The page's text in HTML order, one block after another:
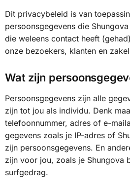
Dit privacybeleid is van
persoonsgegevens die
die weleens contact heeft
onze bezoekers, klanten en
Wat zijn
Persoonsgegevens zijn alle
zijn tot jou als individu. Denk
telefoonnummer, adres of e-
gegevens zoals je IP-adres of
zijn persoonsgegevens. En
zijn voor jou, zoals je Shungova
surfgedrag.